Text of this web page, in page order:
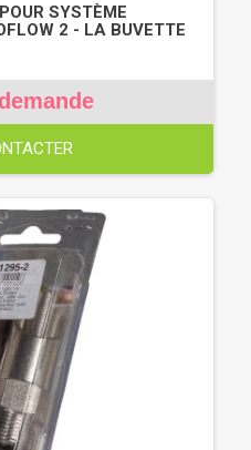
SYSTÈME
2 - LA BUVETTE